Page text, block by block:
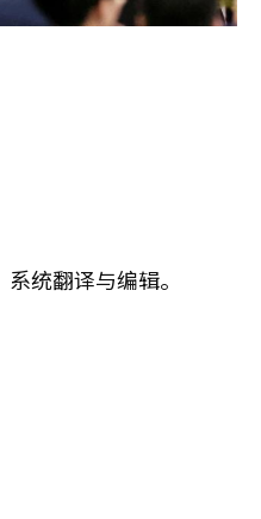
统翻译与编辑。